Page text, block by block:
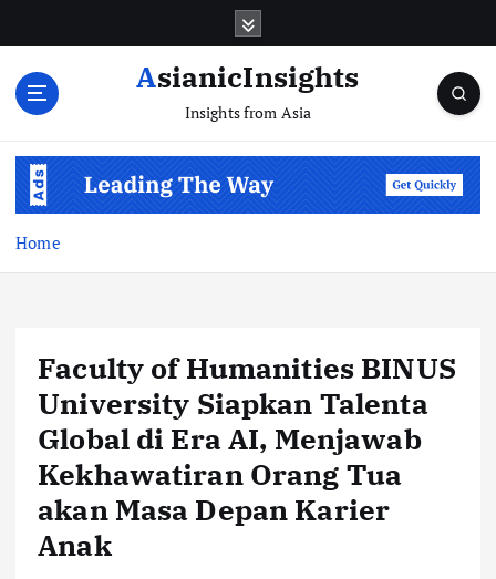
AsianicInsights
Insights from Asia
Home
Faculty of Humanities BINUS
University Siapkan Talenta
Global di Era AI, Menjawab
Kekhawatiran Orang Tua
akan Masa Depan Karier
Anak